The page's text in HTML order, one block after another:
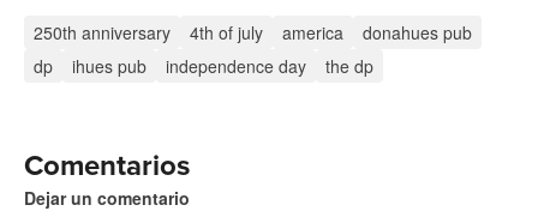
250th anniversary 4th of july america
donahues pub
dp
ihues pub independence day the dp
Comentarios
Dejar un comentario